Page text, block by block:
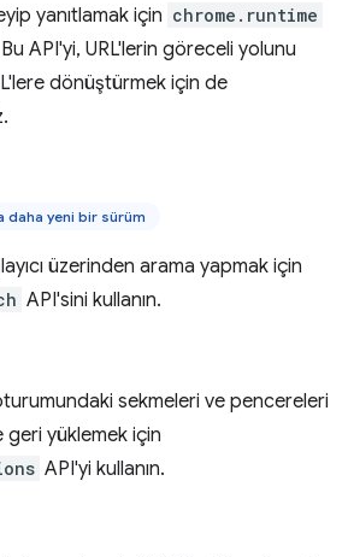
yanıtlamak için chrome.runtime
API'yi, URL'lerin göreceli yolunu
dönüştürmek için de
daha yeni bir sürüm
üzerinden arama yapmak için
API'sini kullanın.
sekmeleri ve pencereleri
yüklemek için
API'yi kullanın.